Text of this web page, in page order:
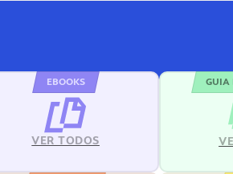
EBOOKS
VER TODOS
GUIA